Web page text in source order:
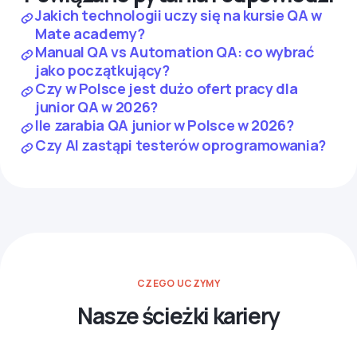
Jakich technologii uczy się na kursie QA w
Mate academy?
Manual QA vs Automation QA: co wybrać
jako początkujący?
Czy w Polsce jest dużo ofert pracy dla
junior QA w 2026?
Ile zarabia QA junior w Polsce w 2026?
Czy AI zastąpi testerów oprogramowania?
CZEGO UCZYMY
Nasze ścieżki kariery